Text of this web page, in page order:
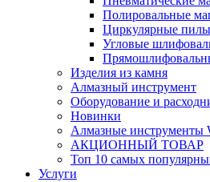
Полировальные
Циркулярные пилы
Угловые
Изделия из камня
Алмазный инструмент
Оборудование и
Новинки
Алмазные
АКЦИОННЫЙ ТОВАР
Топ 10 самых
Услуги